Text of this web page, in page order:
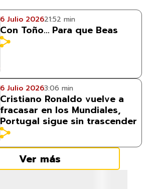
6 Julio 202621:52 min
Con Toño… Para que Beas
6 Julio 20263:06 min
Cristiano Ronaldo vuelve a
fracasar en los Mundiales,
Portugal sigue sin trascender
Ver más